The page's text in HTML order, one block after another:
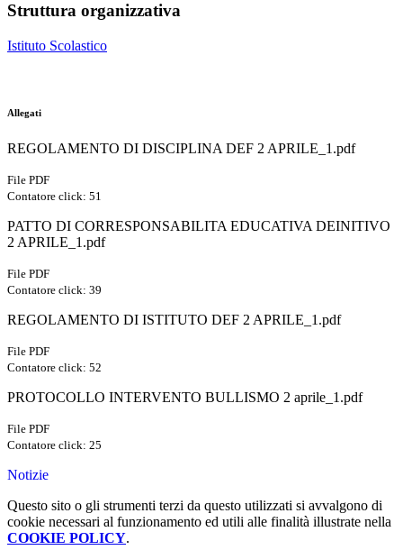
Struttura organizzativa
Istituto Scolastico
Allegati
REGOLAMENTO DI DISCIPLINA DEF 2 APRILE_1.pdf
File PDF
Contatore click: 51
PATTO DI CORRESPONSABILITA EDUCATIVA DEINITIVO
2 APRILE_1.pdf
File PDF
Contatore click: 39
REGOLAMENTO DI ISTITUTO DEF 2 APRILE_1.pdf
File PDF
Contatore click: 52
PROTOCOLLO INTERVENTO BULLISMO 2 aprile_1.pdf
File PDF
Contatore click: 25
Notizie
Questo sito o gli strumenti terzi da questo utilizzati si avvalgono di
cookie necessari al funzionamento ed utili alle finalità illustrate nella
COOKIE POLICY.